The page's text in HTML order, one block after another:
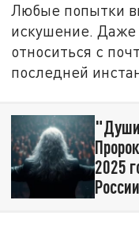
Любые попытки
искушение. Даже
относиться с
последней
"Души
2025